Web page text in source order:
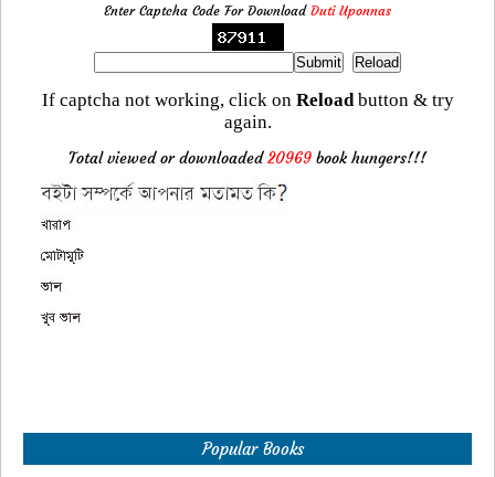
Enter Captcha Code For Download Duti Uponnas
If captcha not working, click on Reloadbutton & try
again.
Total viewed or downloaded20969 book hungers!!!
Popular Books